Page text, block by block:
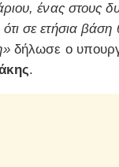
ένας στους
σε ετήσια
δήλωσε ο
.